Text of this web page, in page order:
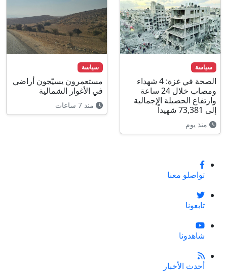
سياسة
الصحة في غزة: 4 شهداء
ومصاب خلال 24 ساعة
وارتفاع الحصيلة الإجمالية
إلى 73,381 شهيداً
منذ يوم
سياسة
مستعمرون يسيّجون أراضي
في الأغوار الشمالية
منذ 7 ساعات
تواصلو معنا
تابعونا
شاهدونا
أحدث الأخبار